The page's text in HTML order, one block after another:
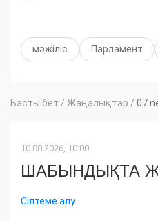
мәжіліс Парламент
Басты бет / Жаңалықтар / 07
10.08.2026, 10:00
ШАБЫНДЫҚТА
Сілтеме алу